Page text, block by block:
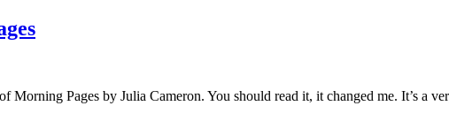
Pages by Julia Cameron. You should read it, it changed me. It’s a